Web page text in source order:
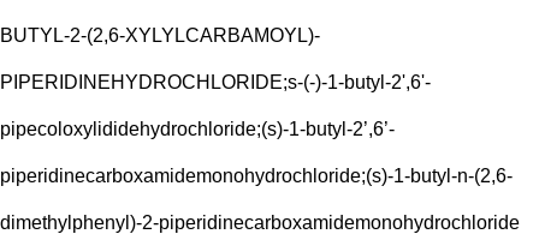
BUTYL-2-(2,6-XYLYLCARBAMOYL)-
PIPERIDINEHYDROCHLORIDE;s-(-)-1-butyl-2',6'-
pipecoloxylididehydrochloride;(s)-1-butyl-2’,6’-
piperidinecarboxamidemonohydrochloride;(s)-1-butyl-n-(2,6-
dimethylphenyl)-2-piperidinecarboxamidemonohydrochloride